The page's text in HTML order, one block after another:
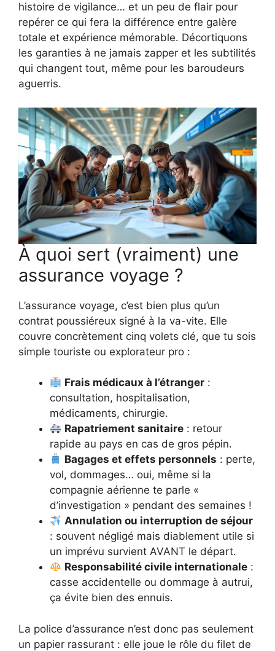
histoire de vigilance… et un peu de flair pour
repérer ce qui fera la différence entre galère
totale et expérience mémorable. Décortiquons
les garanties à ne jamais zapper et les subtilités
qui changent tout, même pour les baroudeurs
aguerris.
À quoi sert (vraiment) une
assurance voyage ?
L’assurance voyage, c’est bien plus qu’un
contrat poussiéreux signé à la va-vite. Elle
couvre concrètement cinq volets clé, que tu sois
simple touriste ou explorateur pro :
Frais médicaux à l’étranger :
consultation, hospitalisation,
médicaments, chirurgie.
Rapatriement sanitaire : retour
rapide au pays en cas de gros pépin.
Bagages et effets personnels : perte,
vol, dommages… oui, même si la
compagnie aérienne te parle «
d’investigation » pendant des semaines !
Annulation ou interruption de séjour
: souvent négligé mais diablement utile si
un imprévu survient AVANT le départ.
Responsabilité civile internationale :
casse accidentelle ou dommage à autrui,
ça évite bien des ennuis.
La police d’assurance n’est donc pas seulement
un papier rassurant : elle joue le rôle du filet de